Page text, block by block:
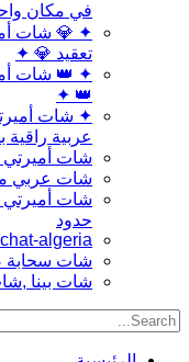
في مكان
✦ 💎 شات
تعقيد 💎 ✦
✦ 👑 شات
👑 ✦
عربية راقية
شات أميرتي
شات عربي
شات أميرتي
حدود
chat-algeria
شات
شات بينا